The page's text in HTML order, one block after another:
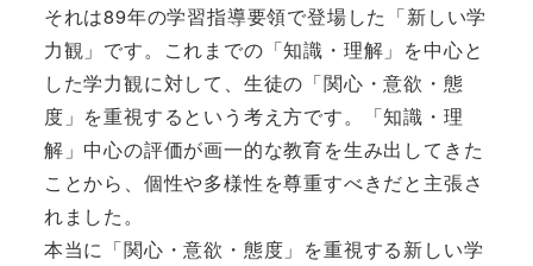
それは89年の学習指導要領で登場した「新しい学
力観」です。これまでの「知識・理解」を中心と
した学力観に対して、生徒の「関心・意欲・態
度」を重視するという考え方です。「知識・理
解」中心の評価が画一的な教育を生み出してきた
ことから、個性や多様性を尊重すべきだと主張さ
れました。
本当に「関心・意欲・態度」を重視する新しい学